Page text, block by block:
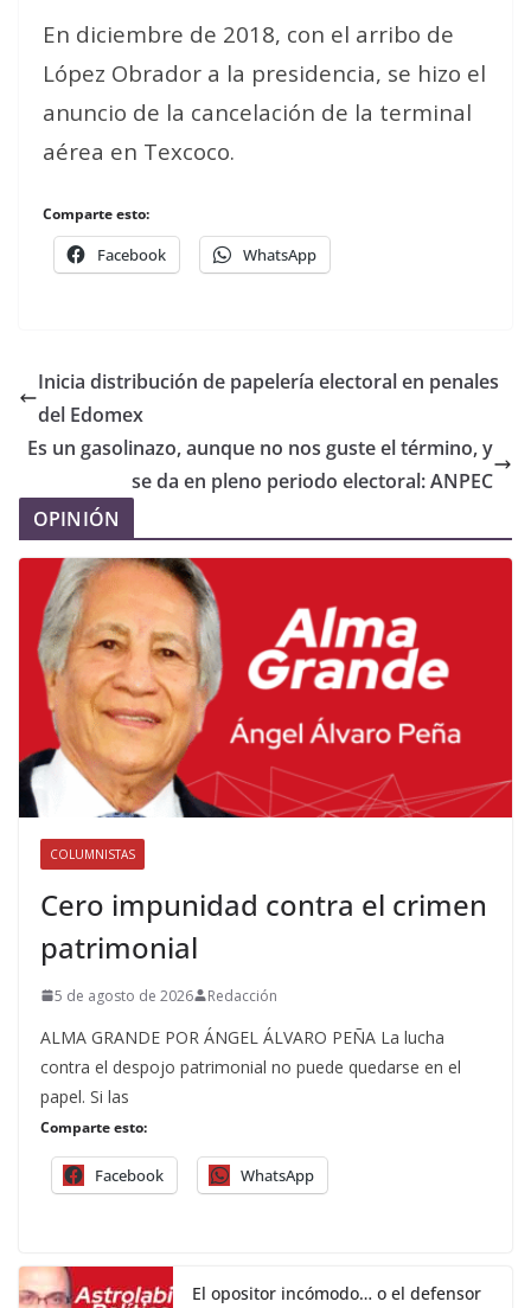
En diciembre de 2018, con el arribo de
López Obrador a la presidencia, se hizo el
anuncio de la cancelación de la terminal
aérea en Texcoco.
Comparte esto:
Facebook WhatsApp
Inicia distribución de papelería electoral en penales
del Edomex
Es un gasolinazo, aunque no nos guste el término, y
se da en pleno periodo electoral: ANPEC
OPINIÓN
COLUMNISTAS
Cero impunidad contra el crimen
patrimonial
5 de agosto de 2026 Redacción
ALMA GRANDE POR ÁNGEL ÁLVARO PEÑA La lucha
contra el despojo patrimonial no puede quedarse en el
papel. Si las
Comparte esto:
Facebook WhatsApp
El opositor incómodo… o el defensor